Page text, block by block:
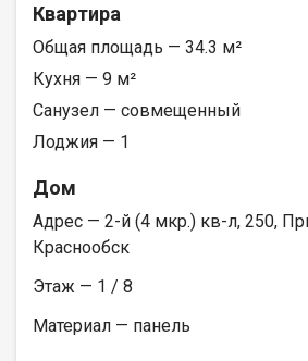
Квартира
Общая площадь — 34.3 м²
Кухня — 9 м²
Санузел — совмещенный
Лоджия — 1
Дом
Адрес — 2-й (4 мкр.) кв-л, 250,
Краснообск
Этаж — 1 / 8
Материал — панель